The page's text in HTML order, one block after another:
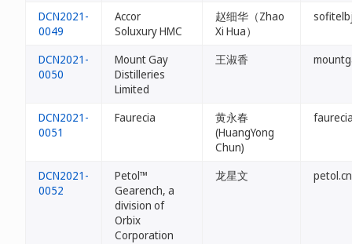
DCN2021-
0049
Accor
Soluxury HMC
赵细华（Zhao
Xi Hua）
DCN2021-
0050
Mount Gay
Distilleries
Limited
王淑香
DCN2021-
0051
Faurecia
黄永春
(HuangYong
Chun)
DCN2021-
0052
Petol™
Gearench, a
division of
Orbix
Corporation
龙星文 petol.cn